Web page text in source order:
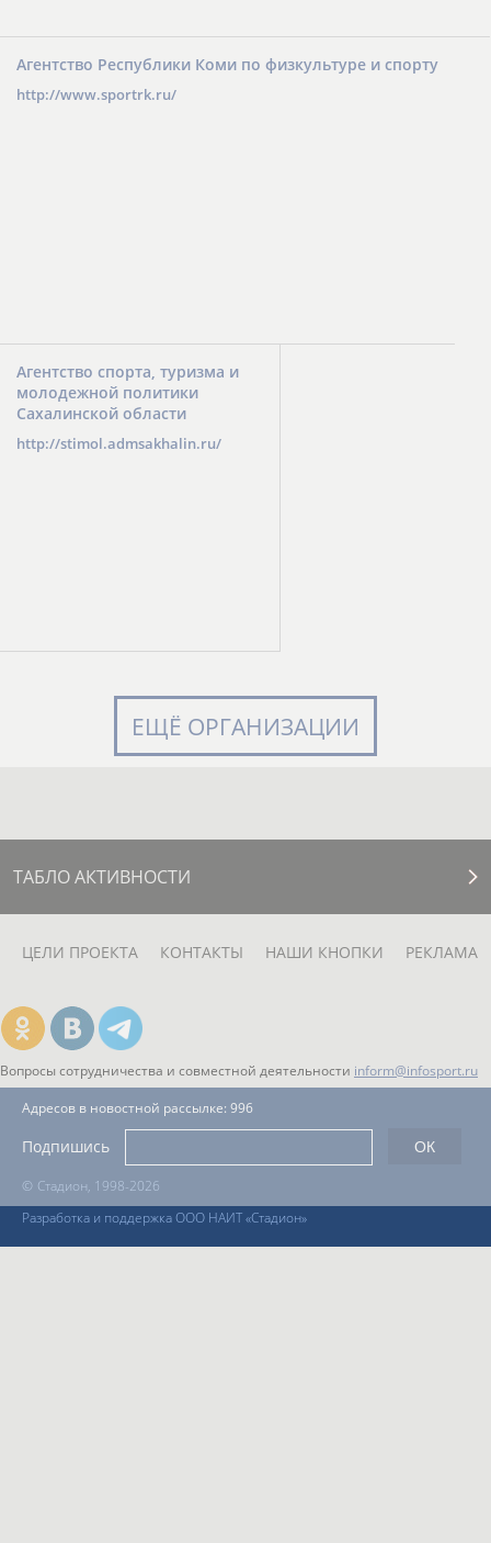
Агентство Республики Коми по физкультуре и спорту
http://www.sportrk.ru/
Агентство спорта, туризма и
молодежной политики
Сахалинской области
http://stimol.admsakhalin.ru/
ЕЩЁ ОРГАНИЗАЦИИ
ТАБЛО АКТИВНОСТИ
ЦЕЛИ ПРОЕКТА КОНТАКТЫ НАШИ КНОПКИ РЕКЛАМА
Вопросы сотрудничества и совместной деятельности inform@infosport.ru
© Стадион, 1998-2026
Разработка и поддержка ООО НАИТ «Стадион»
Адресов в новостной рассылке: 996
Подпишись